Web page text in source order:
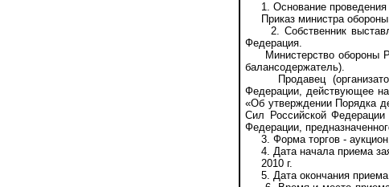
1. Основание проведения
Приказ министра обороны
2. Собственник
Федерация.
Министерство обороны
балансодержатель).
Продавец (организатор
Федерации, действующее
«Об утверждении Порядка
Сил Российской
Федерации,
3. Форма торгов -
4. Дата начала приема
2010 г.
5. Дата окончания приема